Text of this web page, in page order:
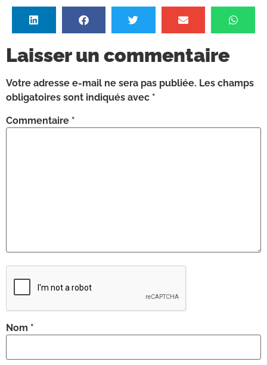
Laisser un commentaire
Votre adresse e-mail ne sera pas publiée. Les champs
obligatoires sont indiqués avec *
Commentaire *
Nom *